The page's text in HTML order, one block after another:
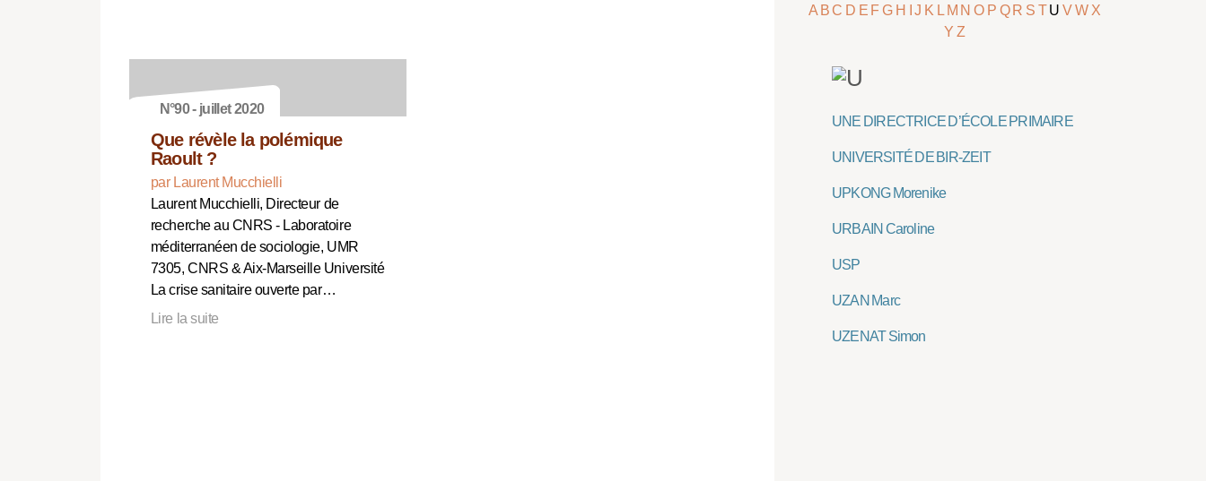
N°90 - juillet 2020
Que révèle la polémique
Raoult ?
par Laurent Mucchielli
Laurent Mucchielli, Directeur de
recherche au CNRS - Laboratoire
méditerranéen de sociologie, UMR
7305, CNRS & Aix-Marseille Université
La crise sanitaire ouverte par…
Lire la suite
A BC D E FG H IJ K L M NO P Q R S TUVW X
Y Z
UNE DIRECTRICE D’ÉCOLE PRIMAIRE
UNIVERSITÉ DE BIR-ZEIT
UPKONG Morenike
URBAIN Caroline
USP
UZAN Marc
UZENAT Simon